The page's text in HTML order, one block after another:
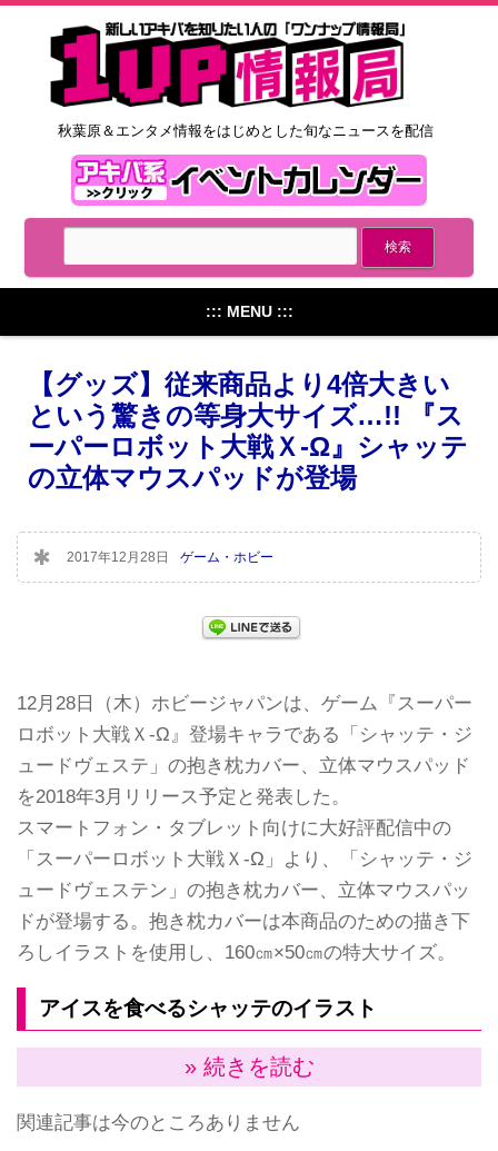
秋葉原＆エンタメ情報をはじめとした旬なニュースを配信
::: MENU :::
【グッズ】従来商品より4倍大きい
という驚きの等身大サイズ…!! 『ス
ーパーロボット大戦Ｘ-Ω』シャッテ
の立体マウスパッドが登場
2017年12月28日 ゲーム・ホビー
12月28日（木）ホビージャパンは、ゲーム『スーパー
ロボット大戦Ｘ-Ω』登場キャラである「シャッテ・ジ
ュードヴェステ」の抱き枕カバー、立体マウスパッド
を2018年3月リリース予定と発表した。
スマートフォン・タブレット向けに大好評配信中の
「スーパーロボット大戦Ｘ-Ω」より、「シャッテ・ジ
ュードヴェステン」の抱き枕カバー、立体マウスパッ
ドが登場する。抱き枕カバーは本商品のための描き下
ろしイラストを使用し、160㎝×50㎝の特大サイズ。
アイスを食べるシャッテのイラスト
立体マウスパッドは、なんと等身大サイズ。従来製品
元で横になっているよう。触り心地も抜群だ。
» 続きを読む
関連記事は今のところありません